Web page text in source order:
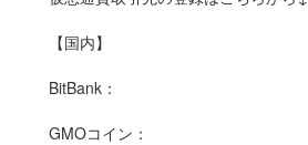
【国内】
BitBank：
GMOコイン：